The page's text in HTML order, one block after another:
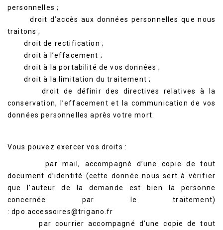
personnelles ;
droit d’accès aux données personnelles que nous
traitons ;
droit de rectification ;
droit à l’effacement ;
droit à la portabilité de vos données ;
droit à la limitation du traitement ;
droit de définir des directives relatives à la
conservation, l’effacement et la communication de vos
données personnelles après votre mort.
Vous pouvez exercer vos droits :
par mail, accompagné d’une copie de tout
document d’identité (cette donnée nous sert à vérifier
que l’auteur de la demande est bien la personne
concernée par le traitement)
:dpo.accessoires@trigano.fr
par courrier accompagné d’une copie de tout